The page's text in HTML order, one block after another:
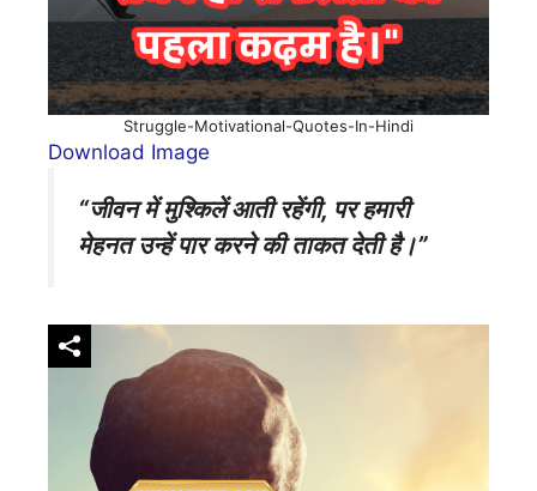
Struggle-Motivational-Quotes-In-Hindi
Download Image
“जीवन में मुश्किलें आती रहेंगी, पर हमारी
मेहनत उन्हें पार करने की ताकत देती है।”